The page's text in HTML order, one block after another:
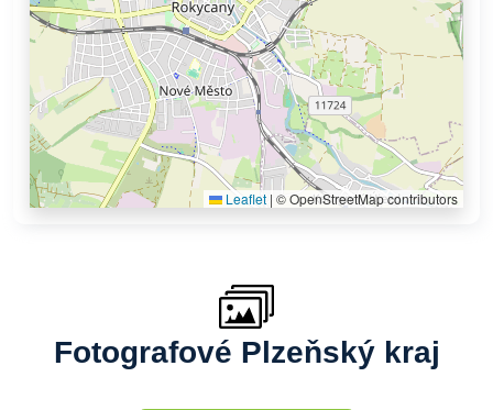
Leaflet | © OpenStreetMap contributors
Fotografové Plzeňský kraj